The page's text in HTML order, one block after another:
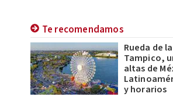
Te recomendamos
Rueda de
Tampico,
altas de
y horarios